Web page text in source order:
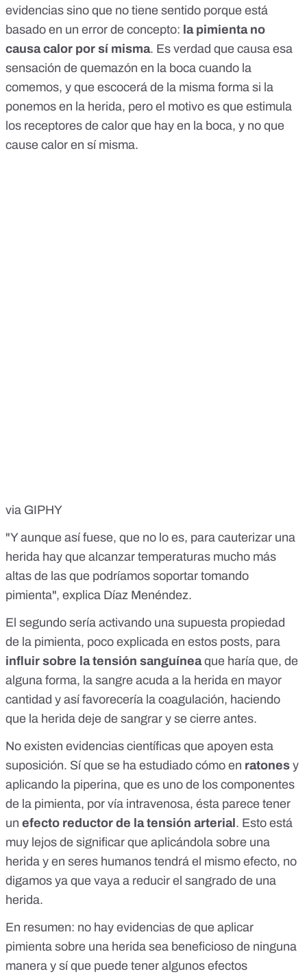
evidencias sino que no tiene sentido porque está
basado en un error de concepto: la pimienta no
causa calor por sí misma. Es verdad que causa esa
sensación de quemazón en la boca cuando la
comemos, y que escocerá de la misma forma si la
ponemos en la herida, pero el motivo es que estimula
los receptores de calor que hay en la boca, y no que
cause calor en sí misma.
via GIPHY
"Y aunque así fuese, que no lo es, para cauterizar una
herida hay que alcanzar temperaturas mucho más
altas de las que podríamos soportar tomando
pimienta", explica Díaz Menéndez.
El segundo sería activando una supuesta propiedad
de la pimienta, poco explicada en estos posts, para
influir sobre la tensión sanguíneaque haría que, de
alguna forma, la sangre acuda a la herida en mayor
cantidad y así favorecería la coagulación, haciendo
que la herida deje de sangrar y se cierre antes.
No existen evidencias científicas que apoyen esta
suposición. Sí que se ha estudiado cómo en ratones y
aplicando la piperina, que es uno de los componentes
de la pimienta, por vía intravenosa, ésta parece tener
un efecto reductor de la tensión arterial . Esto está
muy lejos de significar que aplicándola sobre una
herida y en seres humanos tendrá el mismo efecto, no
digamos ya que vaya a reducir el sangrado de una
herida.
En resumen: no hay evidencias de que aplicar
pimienta sobre una herida sea beneficioso de ninguna
manera y sí que puede tener algunos efectos